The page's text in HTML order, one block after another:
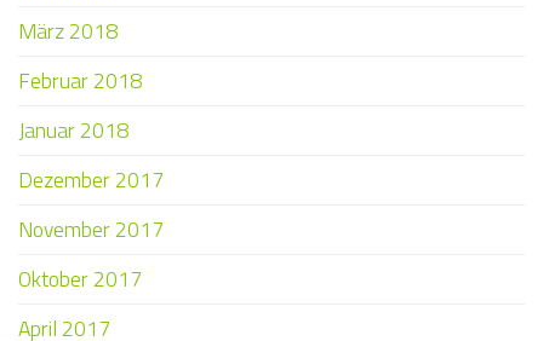
März 2018
Februar 2018
Januar 2018
Dezember 2017
November 2017
Oktober 2017
April 2017